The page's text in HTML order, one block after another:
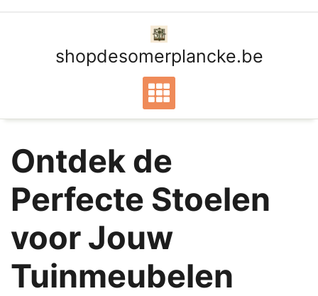
shopdesomerplancke.be
Ontdek de
Perfecte Stoelen
voor Jouw
Tuinmeubelen